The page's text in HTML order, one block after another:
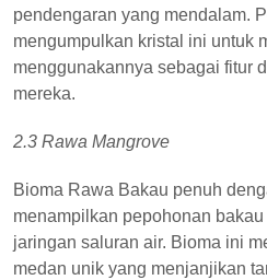
pendengaran yang mendalam.
mengumpulkan kristal ini untuk
menggunakannya sebagai fitur
mereka.
2.3 Rawa Mangrove
Bioma Rawa Bakau penuh
menampilkan pepohonan
jaringan saluran air. Bioma ini
medan unik yang menjanjikan